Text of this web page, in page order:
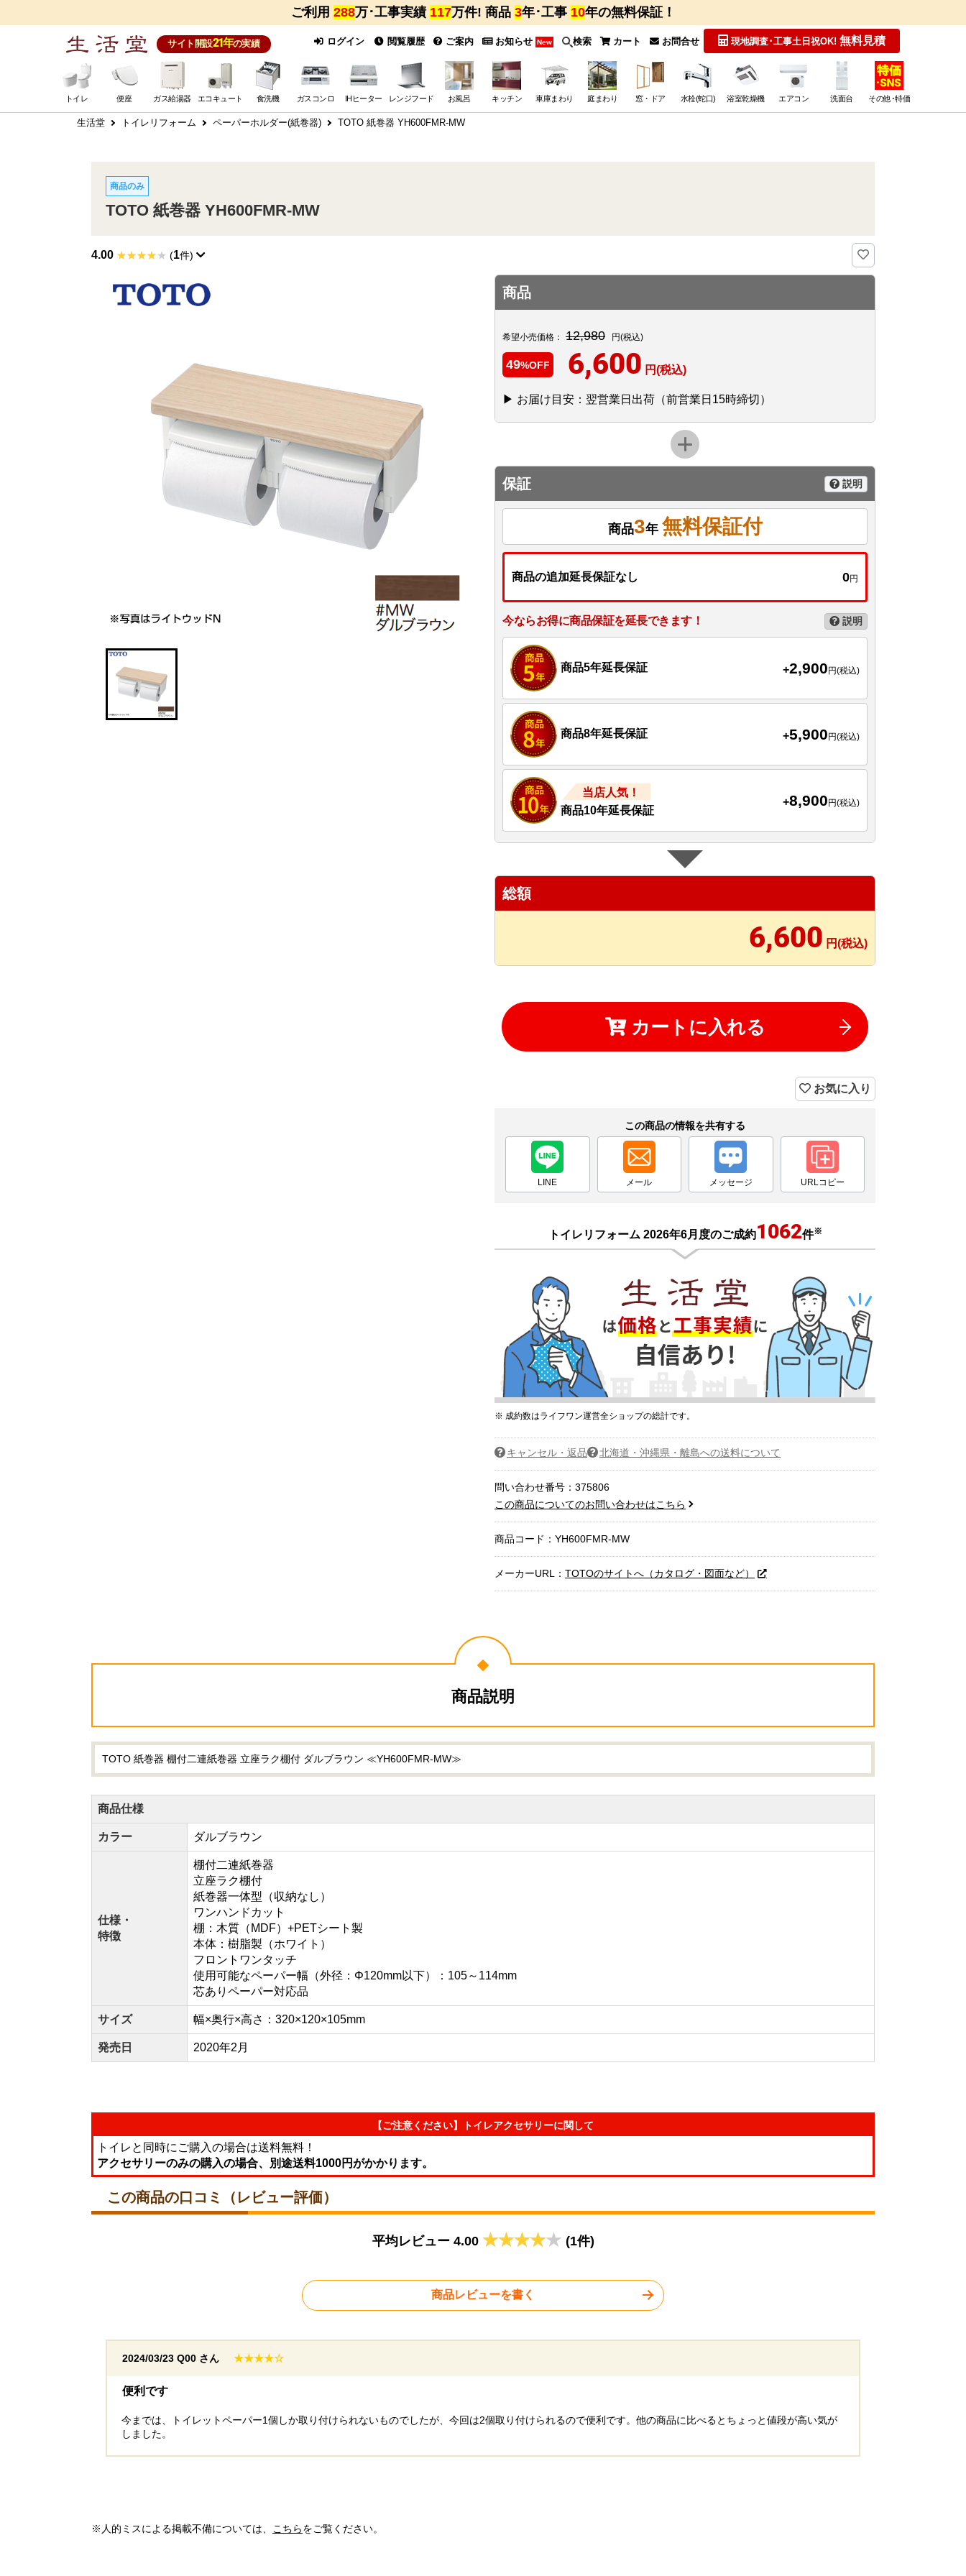
ご利用 288万･工事実績 117万件! 商品 3年･工事 10年の無料保証！
サイト開設21年の実績 ログイン 閲覧履歴 ご案内 お知らせ New 検索 カート お問合せ 現地調査･工事土日祝OK! 無料見積
トイレ 便座 ガス給湯器 エコキュート 食洗機 ガスコンロ IHヒーター レンジフード お風呂 キッチン 車庫まわり 庭まわり 窓・ドア 水栓(蛇口) 浴室乾燥機 エアコン 洗面台 その他･特価
生活堂 トイレリフォーム ペーパーホルダー(紙巻器) TOTO 紙巻器 YH600FMR-MW
商品のみ
TOTO 紙巻器 YH600FMR-MW
4.00 (1件)
商品
希望小売価格： 12,980 円(税込)
49%OFF 6,600 円(税込)
▶ お届け目安：翌営業日出荷（前営業日15時締切）
保証 説明
商品3年 無料保証付
商品の追加延長保証なし 0円
今ならお得に商品保証を延長できます！ 説明
商品5年延長保証 +2,900 円(税込)
商品8年延長保証 +5,900 円(税込)
当店人気！
商品10年延長保証
+8,900 円(税込)
総額
6,600 円(税込)
カートに入れる
お気に入り
この商品の情報を共有する
LINE メール メッセージ URLコピー
トイレリフォーム 2026年6月度のご成約1062件※
※ 成約数はライフワン運営全ショップの総計です。
キャンセル・返品 北海道・沖縄県・離島への送料について
問い合わせ番号：375806
この商品についてのお問い合わせはこちら
商品コード： YH600FMR-MW
メーカーURL： TOTOのサイトへ（カタログ・図面など）
商品説明
TOTO 紙巻器 棚付二連紙巻器 立座ラク棚付 ダルブラウン ≪YH600FMR-MW≫
商品仕様
カラー ダルブラウン
仕様・
特徴
棚付二連紙巻器
立座ラク棚付
紙巻器一体型（収納なし）
ワンハンドカット
棚：木質（MDF）+PETシート製
本体：樹脂製（ホワイト）
フロントワンタッチ
使用可能なペーパー幅（外径：Φ120mm以下）：105～114mm
芯ありペーパー対応品
サイズ 幅×奥行×高さ：320×120×105mm
発売日 2020年2月
【ご注意ください】トイレアクセサリーに関して
トイレと同時にご購入の場合は送料無料！
アクセサリーのみの購入の場合、別途送料1000円がかかります。
この商品の口コミ（レビュー評価）
平均レビュー 4.00 (1件)
商品レビューを書く
2024/03/23 Q00 さん ★★★★☆
便利です
今までは、トイレットペーパー1個しか取り付けられないものでしたが、今回は2個取り付けられるので便利です。他の商品に比べるとちょっと値段が高い気が
しました。
※人的ミスによる掲載不備については、 こちらをご覧ください。